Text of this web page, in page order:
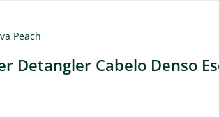
Peach
Detangler Cabelo Denso